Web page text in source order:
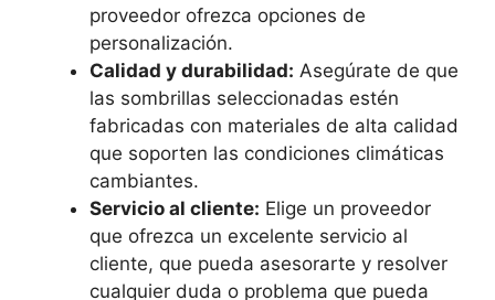
proveedor ofrezca opciones de
personalización.
Calidad y durabilidad: Asegúrate de que
las sombrillas seleccionadas estén
fabricadas con materiales de alta calidad
que soporten las condiciones climáticas
cambiantes.
Servicio al cliente: Elige un proveedor
que ofrezca un excelente servicio al
cliente, que pueda asesorarte y resolver
cualquier duda o problema que pueda